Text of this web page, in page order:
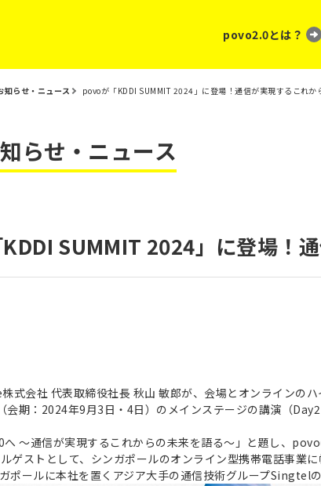
povo2.0とは？
知らせ・ニュース povoが「KDDI SUMMIT 2024」に登場！通信が実現するこれか
らせ・ニュース
SUMMIT 2024」に登場！
式会社 代表取締役社長 秋山 敏郎が、会場とオンラインの
会期：2024年9月3日・4日）のメインステージの講演（
へ ～通信が実現するこれからの未来を語る～」と題し、
ゲストとして、シンガポールのオンライン型携帯電話事
ポールに本社を置くアジア大手の通信技術グループSingtel